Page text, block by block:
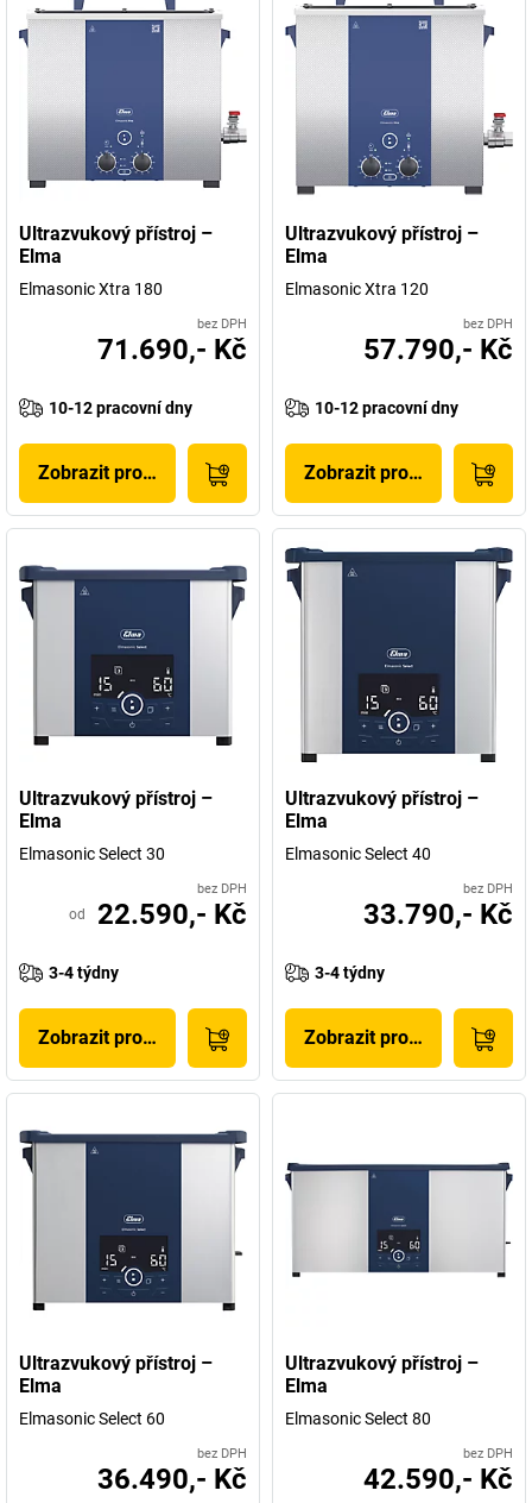
Ultrazvukový přístroj –
Elma
Elmasonic Xtra 180
bez DPH
71.690,- Kč
10-12 pracovní dny
Zobrazit produkt
Ultrazvukový přístroj –
Elma
Elmasonic Xtra 120
bez DPH
57.790,- Kč
10-12 pracovní dny
Zobrazit produkt
Ultrazvukový přístroj –
Elma
Elmasonic Select 30
bez DPH
od 22.590,- Kč
3-4 týdny
Zobrazit produkt
Ultrazvukový přístroj –
Elma
Elmasonic Select 40
bez DPH
33.790,- Kč
3-4 týdny
Zobrazit produkt
Ultrazvukový přístroj –
Elma
Elmasonic Select 60
bez DPH
36.490,- Kč
Ultrazvukový přístroj –
Elma
Elmasonic Select 80
bez DPH
42.590,- Kč